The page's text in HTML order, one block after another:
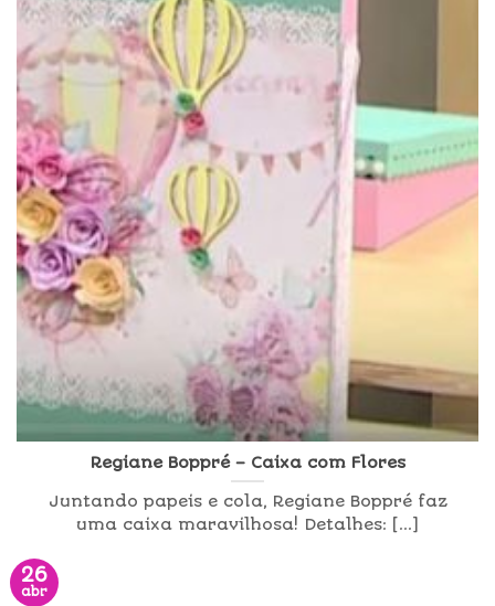
Regiane Boppré – Caixa com Flores
Juntando papeis e cola, Regiane Boppré faz
uma caixa maravilhosa! Detalhes: [...]
26
abr